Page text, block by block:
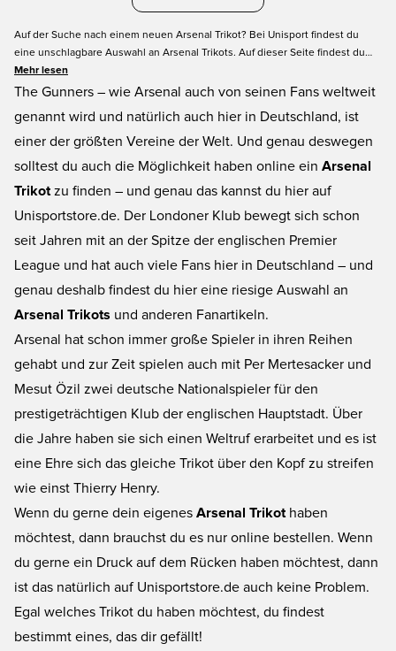
Auf der Suche nach einem neuen Arsenal Trikot? Bei Unisport findest du
eine unschlagbare Auswahl an Arsenal Trikots. Auf dieser Seite findest du
das Arsenal Heimtrikot, Auswärtstrikot und 3. Trikot. Sogar das Torwarttrikot
der Gunners ist hier erhältlich. Alle Trikots kannst du dir auch mit dem
Erwachsene, dein neues Arsenal Trikot ist bei Unisport erhältlich.
Mehr lesen
The Gunners – wie Arsenal auch von seinen Fans weltweit
genannt wird und natürlich auch hier in Deutschland, ist
einer der größten Vereine der Welt. Und genau deswegen
solltest du auch die Möglichkeit haben online ein Arsenal
Trikot zu finden – und genau das kannst du hier auf
Unisportstore.de. Der Londoner Klub bewegt sich schon
seit Jahren mit an der Spitze der englischen Premier
League und hat auch viele Fans hier in Deutschland – und
genau deshalb findest du hier eine riesige Auswahl an
Arsenal Trikots und anderen Fanartikeln.
Arsenal hat schon immer große Spieler in ihren Reihen
gehabt und zur Zeit spielen auch mit Per Mertesacker und
Mesut Özil zwei deutsche Nationalspieler für den
prestigeträchtigen Klub der englischen Hauptstadt. Über
die Jahre haben sie sich einen Weltruf erarbeitet und es ist
eine Ehre sich das gleiche Trikot über den Kopf zu streifen
wie einst Thierry Henry.
Wenn du gerne dein eigenes Arsenal Trikot haben
möchtest, dann brauchst du es nur online bestellen. Wenn
du gerne ein Druck auf dem Rücken haben möchtest, dann
ist das natürlich auf Unisportstore.de auch keine Problem.
Egal welches Trikot du haben möchtest, du findest
bestimmt eines, das dir gefällt!